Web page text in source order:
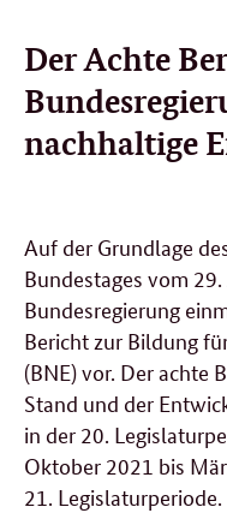
Der Achte
nachhaltige
Auf der Grundlage
Bundestages vom
Bundesregierung
Bericht zur Bildung
(BNE) vor. Der achte
Stand und der
in der 20.
Oktober 2021 bis
21. Legislaturperiode.